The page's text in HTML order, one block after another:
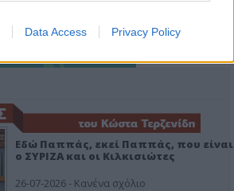
Data Access Privacy Policy
Εδώ Παππάς, εκεί Παππάς, που είναι
ο ΣΥΡΙΖΑ και οι Κιλκισιώτες
26-07-2026 - Κανένα σχόλιο